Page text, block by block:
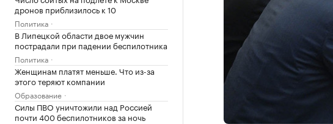
дронов приблизилось к 10
Политика
В Липецкой области двое мужчин
пострадали при падении беспилотника
Политика
Женщинам платят меньше. Что из-за
этого теряют компании
Образование
Силы ПВО уничтожили над Россией
почти 400 беспилотников за ночь